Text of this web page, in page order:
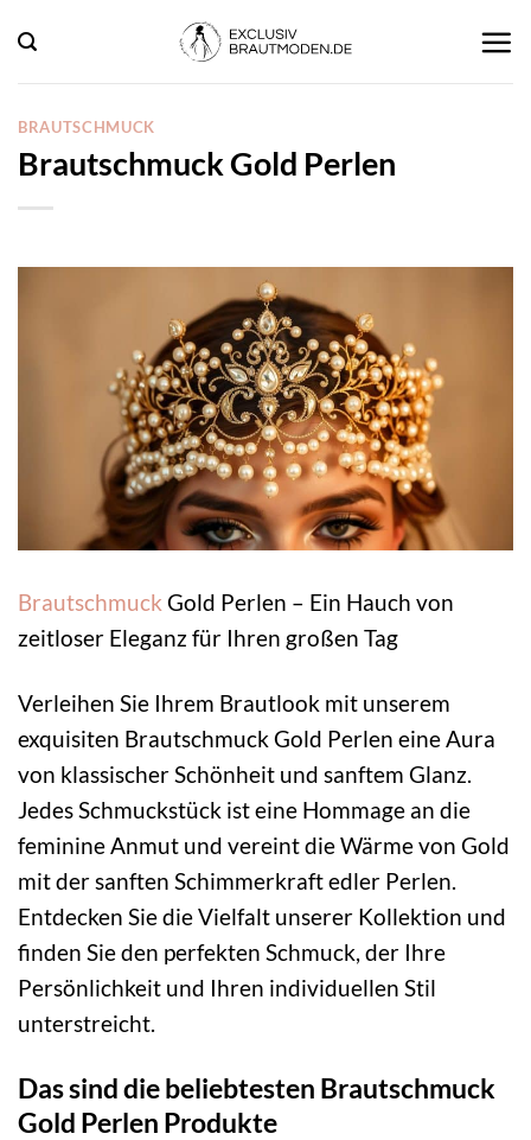
Inhalt
springen
BRAUTSCHMUCK
Brautschmuck Gold Perlen
Brautschmuck Gold Perlen – Ein Hauch von
zeitloser Eleganz für Ihren großen Tag
Verleihen Sie Ihrem Brautlook mit unserem
exquisiten Brautschmuck Gold Perlen eine Aura
von klassischer Schönheit und sanftem Glanz.
Jedes Schmuckstück ist eine Hommage an die
feminine Anmut und vereint die Wärme von Gold
mit der sanften Schimmerkraft edler Perlen.
Entdecken Sie die Vielfalt unserer Kollektion und
finden Sie den perfekten Schmuck, der Ihre
Persönlichkeit und Ihren individuellen Stil
unterstreicht.
Das sind die beliebtesten Brautschmuck
Gold Perlen Produkte